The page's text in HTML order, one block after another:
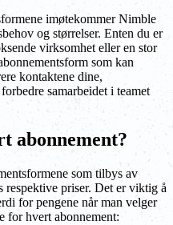
imøtekommer Nimble
og størrelser. Enten du er
virksomhet eller en stor
som kan
kontaktene dine,
samarbeidet i teamet
abonnement?
som tilbys av
priser. Det er viktig å
for pengene når man velger
for hvert abonnement: